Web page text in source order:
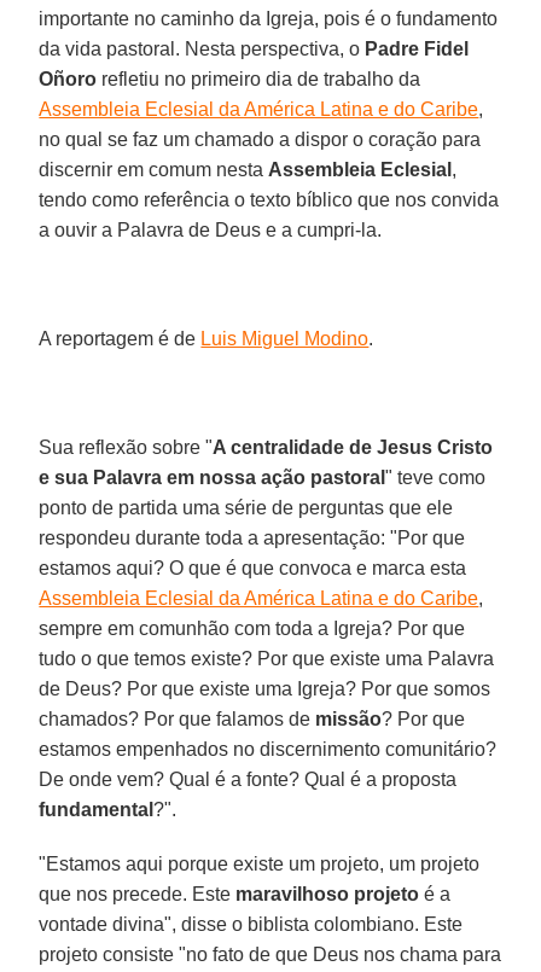
importante no caminho da Igreja, pois é o fundamento
da vida pastoral. Nesta perspectiva, o Padre Fidel
Oñoro refletiu no primeiro dia de trabalho da
Assembleia Eclesial da América Latina e do Caribe,
no qual se faz um chamado a dispor o coração para
discernir em comum nesta Assembleia Eclesial ,
tendo como referência o texto bíblico que nos convida
a ouvir a Palavra de Deus e a cumpri-la.
A reportagem é de Luis Miguel Modino.
Sua reflexão sobre "A centralidade de Jesus Cristo
e sua Palavra em nossa ação pastoral" teve como
ponto de partida uma série de perguntas que ele
respondeu durante toda a apresentação: "Por que
estamos aqui? O que é que convoca e marca esta
Assembleia Eclesial da América Latina e do Caribe,
sempre em comunhão com toda a Igreja? Por que
tudo o que temos existe? Por que existe uma Palavra
de Deus? Por que existe uma Igreja? Por que somos
chamados? Por que falamos de missão? Por que
estamos empenhados no discernimento comunitário?
De onde vem? Qual é a fonte? Qual é a proposta
fundamental?".
"Estamos aqui porque existe um projeto, um projeto
que nos precede. Este maravilhoso projeto é a
vontade divina", disse o biblista colombiano. Este
projeto consiste "no fato de que Deus nos chama para